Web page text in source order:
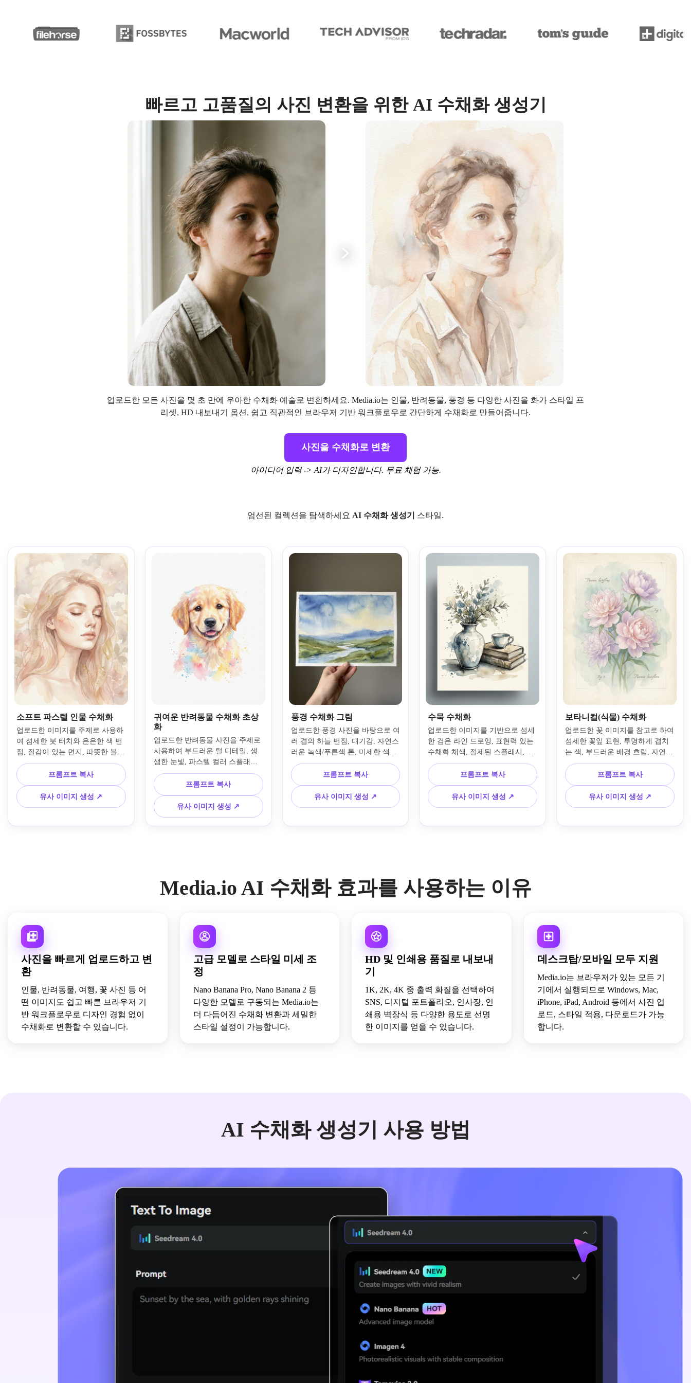
빠르고 고품질의 사진 변환을 위한 AI 수채화 생성기
업로드한 모든 사진을 몇 초 만에 우아한 수채화 예술로 변환하세요. Media.io는 인물, 반려동물, 풍경 등 다양한 사진을 화가 스타일 프
리셋, HD 내보내기 옵션, 쉽고 직관적인 브라우저 기반 워크플로우로 간단하게 수채화로 만들어줍니다.
사진을 수채화로 변환
아이디어 입력 -> AI가 디자인합니다. 무료 체험 가능.
엄선된 컬렉션을 탐색하세요 AI 수채화 생성기 스타일.
소프트 파스텔 인물 수채화
업로드한 이미지를 주제로 사용하
여 섬세한 붓 터치와 은은한 색 번
짐, 질감이 있는 면지, 따뜻한 블러
쉬, 피치, 크림 톤, 부드러운 자연
광, 정교한 얼굴 디테일과 공기감
있는 분위기, 수작업의 파인아트
마감으로 소프트 파스텔 수채화 인
물로 변환합니다.
프롬프트 복사
유사 이미지 생성 ↗
귀여운 반려동물 수채화 초상
화
업로드한 반려동물 사진을 주제로
사용하여 부드러운 털 디테일, 생
생한 눈빛, 파스텔 컬러 스플래시,
깔끔한 여백, 텍스처가 살아있는
수채화 용지, 균형 잡힌 구도, 부드
러운 조명, 따뜻하고 발랄한 분위
기, 선물하기 좋은 수작업 그림 느
낌의 수채화 초상화로 변환합니다.
프롬프트 복사
유사 이미지 생성 ↗
풍경 수채화 그림
업로드한 풍경 사진을 바탕으로 여
러 겹의 하늘 번짐, 대기감, 자연스
러운 녹색/푸른색 톤, 미세한 색 번
짐, 결 있는 용지, 부드러운 햇살,
고요한 분위기, 화가의 세밀함이
담긴 벽장식용 수채화로 변환합니
다.
프롬프트 복사
유사 이미지 생성 ↗
수묵 수채화
업로드한 이미지를 기반으로 섬세
한 검은 라인 드로잉, 표현력 있는
수채화 채색, 절제된 스플래시, 질
감 있는 용지 배경, 균형 잡힌 명
암, 예술적 구도, 은은한 스케치 표
현, 에디토리얼 무드의 수제 일러
스트로 연출합니다.
프롬프트 복사
유사 이미지 생성 ↗
보타니컬(식물) 수채화
업로드한 꽃 이미지를 참고로 하여
섬세한 꽃잎 표현, 투명하게 겹치
는 색, 부드러운 배경 흐림, 자연스
러운 구도, 과학 일러스트의 고급
스러움, 고운 용지 결, 산뜻한 파스
텔 색감, 깔끔하고 사실적인 수공
예 스타일의 식물 수채화로 만듭니
다.
프롬프트 복사
유사 이미지 생성 ↗
Media.io AI 수채화 효과를 사용하는 이유
사진을 빠르게 업로드하고 변
환
인물, 반려동물, 여행, 꽃 사진 등 어
떤 이미지도 쉽고 빠른 브라우저 기
반 워크플로우로 디자인 경험 없이
수채화로 변환할 수 있습니다.
고급 모델로 스타일 미세 조
정
Nano Banana Pro, Nano Banana 2 등
다양한 모델로 구동되는 Media.io는
더 다듬어진 수채화 변환과 세밀한
스타일 설정이 가능합니다.
HD 및 인쇄용 품질로 내보내
기
1K, 2K, 4K 중 출력 화질을 선택하여
SNS, 디지털 포트폴리오, 인사장, 인
쇄용 벽장식 등 다양한 용도로 선명
한 이미지를 얻을 수 있습니다.
데스크탑/모바일 모두 지원
Media.io는 브라우저가 있는 모든 기
기에서 실행되므로 Windows, Mac,
iPhone, iPad, Android 등에서 사진 업
로드, 스타일 적용, 다운로드가 가능
합니다.
AI 수채화 생성기 사용 방법